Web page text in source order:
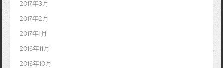
2017年3月
2017年2月
2017年1月
2016年11月
2016年10月